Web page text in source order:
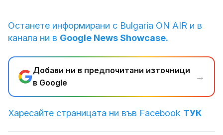
Останете информирани с Bulgaria ON AIR и в
канала ни в Google News Showcase.
Добави ни в предпочитани източници
в Google
→
Харесайте страницата ни във Facebook ТУК